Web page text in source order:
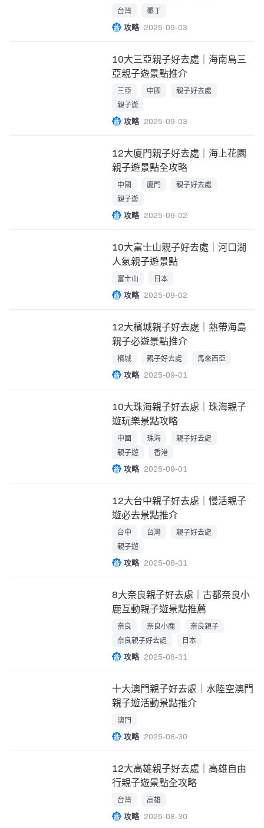
台灣 墾丁
攻略 2025-09-03
10大三亞親子好去處｜海南島三
亞親子遊景點推介
三亞 中國
親子好去處
親子遊
攻略 2025-09-03
12大廈門親子好去處｜海上花園
親子遊景點全攻略
中國 廈門
親子好去處
親子遊
攻略 2025-09-02
10大富士山親子好去處｜河口湖
人氣親子遊景點
富士山 日本
攻略 2025-09-02
12大檳城親子好去處｜熱帶海島
親子必遊景點推介
檳城 親子好去處 馬來西亞
攻略 2025-09-01
10大珠海親子好去處｜珠海親子
遊玩樂景點攻略
中國 珠海
親子好去處
親子遊
香港
攻略 2025-09-01
12大台中親子好去處｜慢活親子
遊必去景點推介
台中 台灣
親子好去處
親子遊
攻略 2025-08-31
8大奈良親子好去處｜古都奈良小
鹿互動親子遊景點推薦
奈良 奈良小鹿
奈良親子
奈良親子好去處
日本
攻略 2025-08-31
十大澳門親子好去處｜水陸空澳門
親子遊活動景點推介
澳門
攻略 2025-08-30
12大高雄親子好去處｜高雄自由
行親子遊景點全攻略
台灣 高雄
攻略 2025-08-30